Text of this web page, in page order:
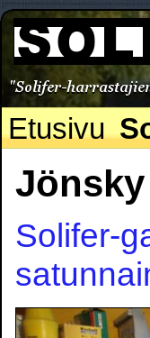
Etusivu
Jönsky
Solifer-